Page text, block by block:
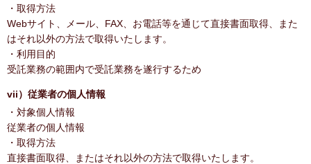
・取得方法
Webサイト、メール、FAX、お電話等を通じて直接書面取得、また
はそれ以外の方法で取得いたします。
・利用目的
受託業務の範囲内で受託業務を遂行するため
vii）従業者の個人情報
・対象個人情報
従業者の個人情報
・取得方法
直接書面取得、またはそれ以外の方法で取得いたします。